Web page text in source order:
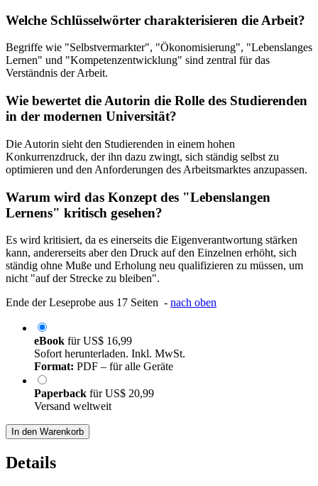
Welche Schlüsselwörter charakterisieren die Arbeit?
Begriffe wie "Selbstvermarkter", "Ökonomisierung", "Lebenslanges
Lernen" und "Kompetenzentwicklung" sind zentral für das
Verständnis der Arbeit.
Wie bewertet die Autorin die Rolle des Studierenden
in der modernen Universität?
Die Autorin sieht den Studierenden in einem hohen
Konkurrenzdruck, der ihn dazu zwingt, sich ständig selbst zu
optimieren und den Anforderungen des Arbeitsmarktes anzupassen.
Warum wird das Konzept des "Lebenslangen
Lernens" kritisch gesehen?
Es wird kritisiert, da es einerseits die Eigenverantwortung stärken
kann, andererseits aber den Druck auf den Einzelnen erhöht, sich
ständig ohne Muße und Erholung neu qualifizieren zu müssen, um
nicht "auf der Strecke zu bleiben".
Ende der Leseprobe aus 17 Seiten - nach oben
eBook fürUS$ 16,99
Sofort herunterladen. Inkl. MwSt.
Format: PDF – für alle Geräte
Paperback fürUS$ 20,99
Versand weltweit
In den Warenkorb
Details